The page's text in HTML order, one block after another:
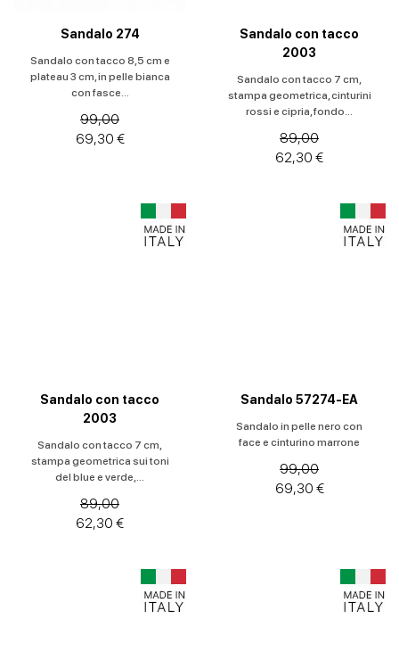
Sandalo 274
Sandalo con tacco 8,5 cm e
plateau 3 cm, in pelle bianca
con fasce...
99,00
69,30 €
Sandalo con tacco
2003
Sandalo con tacco 7 cm,
stampa geometrica, cinturini
rossi e cipria, fondo...
89,00
62,30 €
Sandalo con tacco
2003
Sandalo con tacco 7 cm,
stampa geometrica sui toni
del blue e verde,...
89,00
62,30 €
Sandalo 57274-EA
Sandalo in pelle nero con
face e cinturino marrone
99,00
69,30 €